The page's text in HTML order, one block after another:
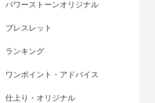
パワーストーンオリジナル
ブレスレット
ランキング
ワンポイント・アドバイス
仕上り・オリジナル